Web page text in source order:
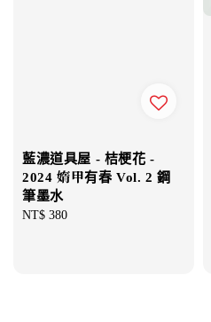
藍濃道具屋 - 桔梗花 -
2024 媠甲有春 Vol. 2 鋼
筆墨水
Regular
NT$ 380